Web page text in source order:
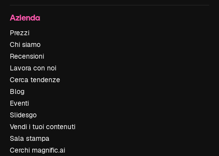
Azienda
Prezzi
Chi siamo
Recensioni
Lavora con noi
Cerca tendenze
Blog
Eventi
Slidesgo
Vendi i tuoi contenuti
Sala stampa
Cerchi magnific.ai